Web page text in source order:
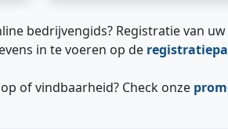
bedrijvengids? Registratie van
in te voeren op de
of vindbaarheid? Check onze